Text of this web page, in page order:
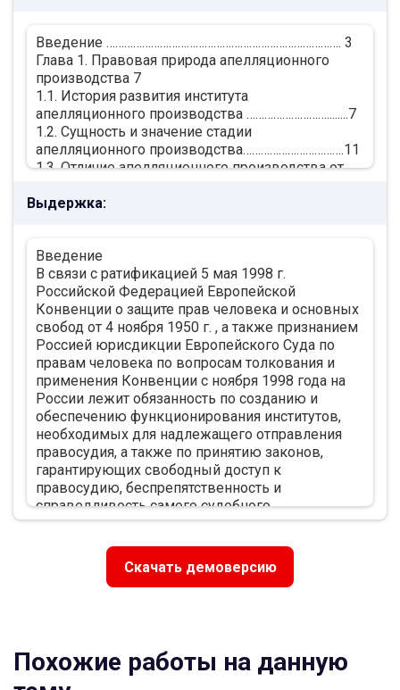
Введение ……………………………………………………………………. 3
Глава 1. Правовая природа апелляционного
производства 7
1.1. История развития института
апелляционного производства ………………………........7
1.2. Сущность и значение стадии
апелляционного производства…………………………….11
1.3. Отличие апелляционного производства от
федеральных судов Российской Федерации
производства…………….. 25
2.1. Право апелляционного обжалования
и порядок его осуществления…………………………...25
2.2. Действия мирового судьи после получения
апелляционной жалобы,
представления…………………36
Глава 3. Рассмотрение дела судом
апелляционной инстанции…….44
3.1. Судебное разбирательство в суде второй
инстанции……44
3.2. Основания к отмене или изменению
решения
мирового судьи в апелляционном
порядке……………...55
3.3. Постановления суда апелляционной
инстанции…………59
3.4. Производство по обжалованию
мирового судьи…………………………………………..67
Список научной и учебной
литературы………………………….77
Список судебной
Выдержка:
Введение
В связи с ратификацией 5 мая 1998 г.
Российской Федерацией Европейской
Конвенции о защите прав человека и основных
свобод от 4 ноября 1950 г. , а также признанием
Россией юрисдикции Европейского Суда по
правам человека по вопросам толкования и
применения Конвенции с ноября 1998 года на
России лежит обязанность по созданию и
обеспечению функционирования институтов,
необходимых для надлежащего отправления
правосудия, а также по принятию законов,
гарантирующих свободный доступ к
правосудию, беспрепятственность и
справедливость самого судебного
разбирательства.
граждан к правосудию является возрождение в
современном гражданском процессе института
в законную силу решений и определений
мировых судей - апелляционного производства
в районном суде.
Скачать демоверсию
Похожие работы на данную